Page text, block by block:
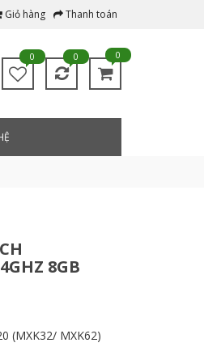
Giỏ hàng Thanh toán
0 0 0
8GB
(MXK32/ MXK62)